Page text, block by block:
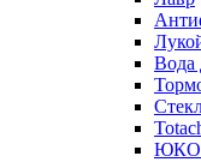
Вода